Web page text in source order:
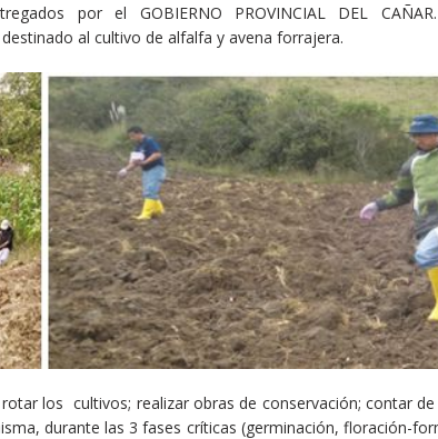
por el GOBIERNO PROVINCIAL DEL
al cultivo de alfalfa y avena forrajera.
los cultivos; realizar obras de conservación; contar de
durante las 3 fases críticas (germinación, floración-